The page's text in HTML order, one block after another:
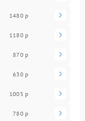
1480 р
1180 р
870 р
630 р
1005 р
780 р